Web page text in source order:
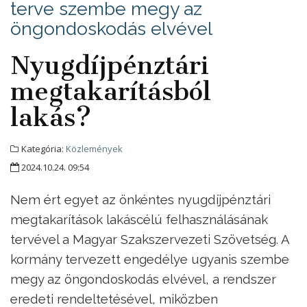
terve szembe megy az
öngondoskodás elvével
Nyugdíjpénztári
megtakarításból
lakás?
Kategória: Közlemények
2024.10.24. 09:54
Nem ért egyet az önkéntes nyugdíjpénztári
megtakarítások lakáscélú felhasználásának
tervével a Magyar Szakszervezeti Szövetség. A
kormány tervezett engedélye ugyanis szembe
megy az öngondoskodás elvével, a rendszer
eredeti rendeltetésével, miközben